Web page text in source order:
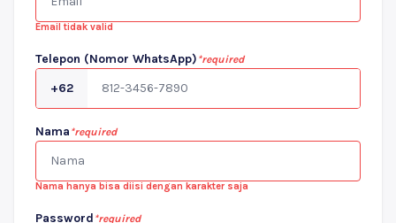
Email tidak valid
Telepon (Nomor WhatsApp) *required
+62
Nama *required
Nama hanya bisa diisi dengan karakter saja
Password *required